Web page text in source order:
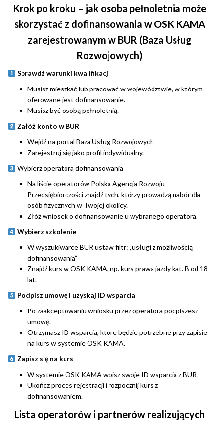
Krok po kroku – jak osoba pełnoletnia może
skorzystać z dofinansowania w OSK KAMA
zarejestrowanym w BUR (Baza Usług
Rozwojowych)
Sprawdź warunki kwalifikacji
Musisz mieszkać lub pracować w województwie, w którym
oferowane jest dofinansowanie.
Musisz być osobą pełnoletnią.
Załóż konto w BUR
Wejdź na portal Baza Usług Rozwojowych
Zarejestruj się jako profil indywidualny.
Wybierz operatora dofinansowania
Na liście operatorów Polska Agencja Rozwoju
Przedsiębiorczości znajdź tych, którzy prowadzą nabór dla
osób fizycznych w Twojej okolicy.
Złóż wniosek o dofinansowanie u wybranego operatora.
Wybierz szkolenie
W wyszukiwarce BUR ustaw filtr: „usługi z możliwością
dofinansowania”
Znajdź kurs w OSK KAMA, np. kurs prawa jazdy kat. B od 18
lat.
Podpisz umowę i uzyskaj ID wsparcia
Po zaakceptowaniu wniosku przez operatora podpiszesz
umowę.
Otrzymasz ID wsparcia, które będzie potrzebne przy zapisie
na kurs w systemie OSK KAMA.
Zapisz się na kurs
W systemie OSK KAMA wpisz swoje ID wsparcia z BUR.
Ukończ proces rejestracji i rozpocznij kurs z
dofinansowaniem.
Lista operatorów i partnerów realizujących